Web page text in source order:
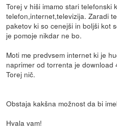
Torej v hiši imamo stari telefonski
telefon,internet,televizija. Zaradi
paketov ki so cenejši in boljši kot
je pomoje nikdar ne bo.
Moti me predvsem internet ki je
naprimer od torrenta je
Torej nič.
Obstaja kakšna možnost da bi
Hvala vam!